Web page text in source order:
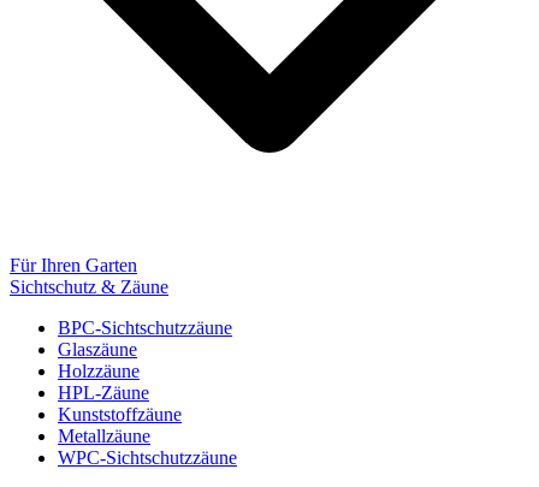
Für Ihren Garten
Sichtschutz & Zäune
BPC-Sichtschutzzäune
Glaszäune
Holzzäune
HPL-Zäune
Kunststoffzäune
Metallzäune
WPC-Sichtschutzzäune